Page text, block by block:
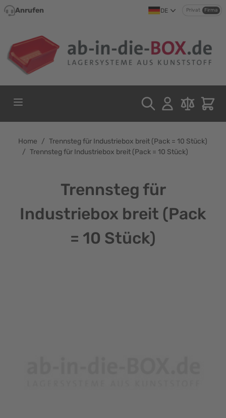
Direkt zum Inhalt
Anrufen DE Privat Firma
Home / Trennsteg für Industriebox breit (Pack = 10 Stück)
/ Trennsteg für Industriebox breit (Pack = 10 Stück)
Trennsteg für
Industriebox breit (Pack
= 10 Stück)